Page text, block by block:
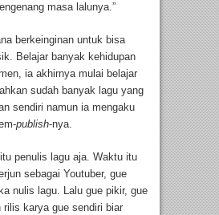
masa lalunya.”
berkeinginan untuk bisa
Belajar banyak kehidupan
ia akhirnya mulai belajar
sudah banyak lagu yang
sendiri namun ia mengaku
publish-nya.
penulis lagu aja. Waktu itu
sebagai Youtuber, gue
nulis lagu. Lalu gue pikir, gue
rilis karya gue sendiri biar